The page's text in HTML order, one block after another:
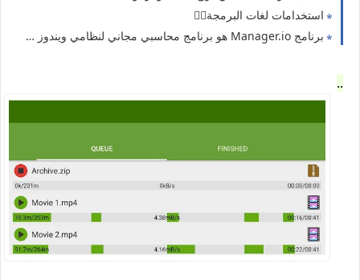
استخدامات لغات البرمجة👇🏼
برنامج Manager.io هو برنامج محاسبي مجاني لنظامي ويندوز وماك ولينكس. تنزيل برمامج محاسبي للكمبيوتر مجاني نظام محاسبي مجاني نظام محاسبي مجاني مدي الحياه
..